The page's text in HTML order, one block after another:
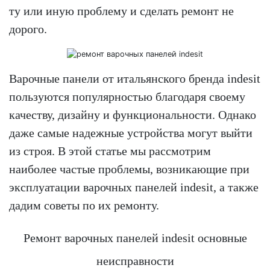
ту или иную проблему и сделать ремонт не
дорого.
Варочные панели от итальянского бренда indesit
пользуются популярностью благодаря своему
качеству, дизайну и функциональности. Однако
даже самые надежные устройства могут выйти
из строя. В этой статье мы рассмотрим
наиболее частые проблемы, возникающие при
эксплуатации варочных панелей indesit, а также
дадим советы по их ремонту.
Ремонт варочных панелей indesit основные
неисправности